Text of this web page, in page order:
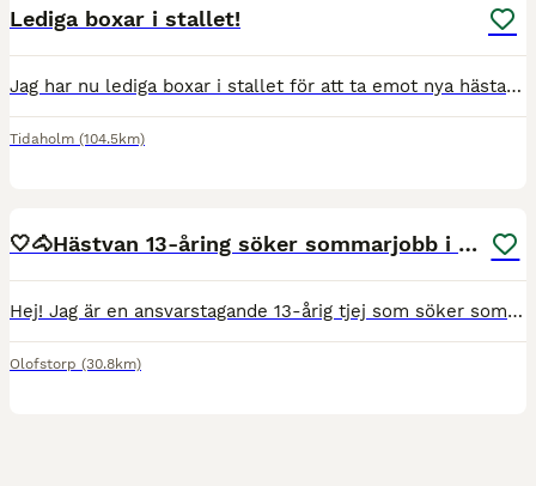
Lediga boxar i stallet!
Jag har nu lediga boxar i stallet för att ta emot nya hästar för utbildning, tävling eller försäljning. Jag har ridit många olika typer av hästar, unga som gamla och tävlat upp till 140. Jag bor på en
Tidaholm (104.5km)
🤍🐴Hästvan 13-åring söker sommarjobb i stall🤍🐴
Hej! Jag är en ansvarstagande 13-årig tjej som söker sommarjobb i stall i Olofstorp, Gråbo, Lerum och Göteborgsområdet.💕 Jag har en egen häst och därför väldigt van vid hästar och allt som tillhör
Olofstorp (30.8km)